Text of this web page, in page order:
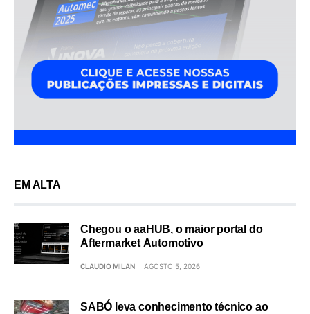
EM ALTA
Chegou o aaHUB, o maior portal do
Aftermarket Automotivo
CLAUDIO MILAN AGOSTO 5, 2026
SABÓ leva conhecimento técnico ao